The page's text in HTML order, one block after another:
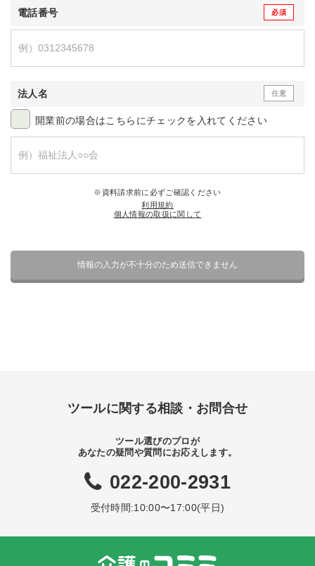
電話番号
法人名
開業前の場合はこちらにチェックを入れてください
※資料請求前に必ずご確認ください
利用規約
個人情報の取扱に関して
ツールに関する相談・お問合せ
ツール選びのプロが
あなたの疑問や質問にお応えします。
022-200-2931
受付時間:10:00〜17:00(平日)